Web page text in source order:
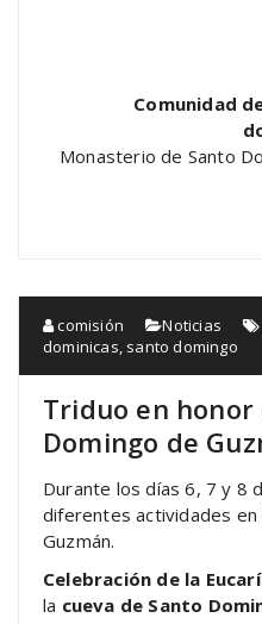
Comunidad
Monasterio de Santo
comisión Noticias
dominicas, santo domingo
Triduo en honor
Domingo de
Durante los días 6, 7 y 8
diferentes actividades en
Guzmán.
Celebración de la
la cueva de Santo